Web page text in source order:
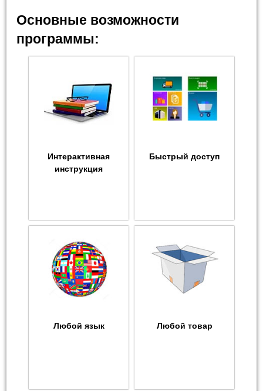
Основные возможности
программы:
Интерактивная
инструкция
Быстрый доступ
Любой язык Любой товар